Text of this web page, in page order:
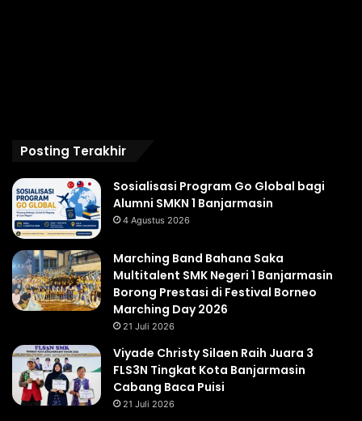
Posting Terakhir
Sosialisasi Program Go Global bagi
Alumni SMKN 1 Banjarmasin
4 Agustus 2026
Marching Band Bahana Saka
Multitalent SMK Negeri 1 Banjarmasin
Borong Prestasi di Festival Borneo
Marching Day 2026
21 Juli 2026
Viyade Christy Silaen Raih Juara 3
FLS3N Tingkat Kota Banjarmasin
Cabang Baca Puisi
21 Juli 2026